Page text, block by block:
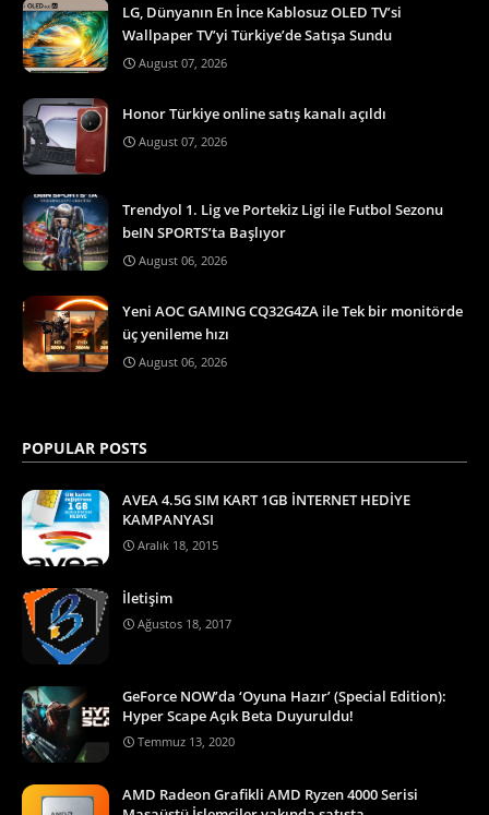
LG, Dünyanın En İnce Kablosuz OLED TV’si
Wallpaper TV’yi Türkiye’de Satışa Sundu
August 07, 2026
Honor Türkiye online satış kanalı açıldı
August 07, 2026
Trendyol 1. Lig ve Portekiz Ligi ile Futbol Sezonu
beIN SPORTS’ta Başlıyor
August 06, 2026
Yeni AOC GAMING CQ32G4ZA ile Tek bir monitörde
üç yenileme hızı
August 06, 2026
POPULAR POSTS
AVEA 4.5G SIM KART 1GB İNTERNET HEDİYE
KAMPANYASI
Aralık 18, 2015
İletişim
Ağustos 18, 2017
GeForce NOW’da ‘Oyuna Hazır’ (Special Edition):
Hyper Scape Açık Beta Duyuruldu!
Temmuz 13, 2020
AMD Radeon Grafikli AMD Ryzen 4000 Serisi